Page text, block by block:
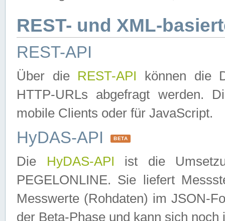
REST- und XML-
REST-API
Über die REST-API können die
HTTP-URLs abgefragt werden.
mobile Clients oder für JavaScript.
HyDAS-API BETA
Die HyDAS-API ist die
PEGELONLINE. Sie liefert
Messwerte (Rohdaten) im JSON-
der Beta-Phase und kann sich noch